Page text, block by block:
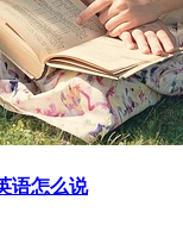
语怎么说